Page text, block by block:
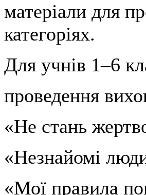
матеріали для
категоріях.
Для учнів 1–6
проведення
«Не стань
«Незнайомі
«Мої правила